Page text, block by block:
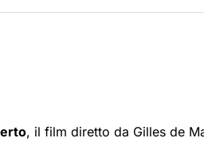
, il film diretto da Gilles de